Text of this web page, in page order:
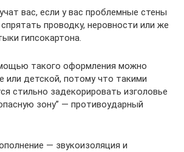
вас, если у вас проблемные стены
проводку, неровности или же
гипсокартона.
такого оформления можно
или детской, потому что такими
стильно задекорировать изголовье
зону” — противоударный
— звукоизоляция и